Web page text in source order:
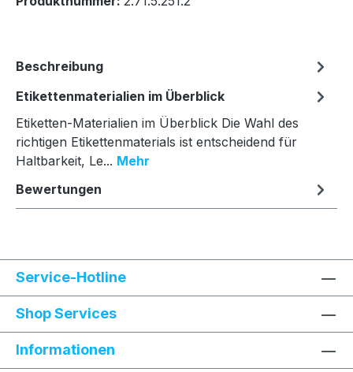
Beschreibung
Etikettenmaterialien im Überblick
Etiketten-Materialien im Überblick Die Wahl des
richtigen Etikettenmaterials ist entscheidend für
Haltbarkeit, Le... Mehr
Bewertungen
Service-Hotline
Shop Services
Informationen